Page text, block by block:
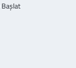
Başlat